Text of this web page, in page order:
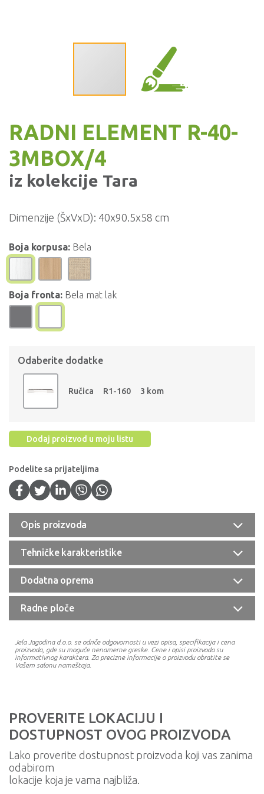
RADNI ELEMENT R-40-
3MBOX/4
iz kolekcije Tara
Dimenzije (ŠxVxD): 40x90.5x58 cm
Boja korpusa: Bela
Boja fronta: Bela mat lak
Odaberite dodatke
Ručica R1-160 3 kom
Dodaj proizvod u moju listu
Podelite sa prijateljima
Opis proizvoda
Tehničke karakteristike
Dodatna oprema
Radne ploče
Jela Jagodina d.o.o. se odriče odgovornosti u vezi opisa, specifikacija i cena
proizvoda, gde su moguće nenamerne greske. Cene i opisi proizvoda su
informativnog karaktera. Za precizne informacije o proizvodu obratite se
Vašem salonu nameštaja.
PROVERITE LOKACIJU I
DOSTUPNOST OVOG PROIZVODA
Lako proverite dostupnost proizvoda koji vas zanima
odabirom
lokacije koja je vama najbliža.